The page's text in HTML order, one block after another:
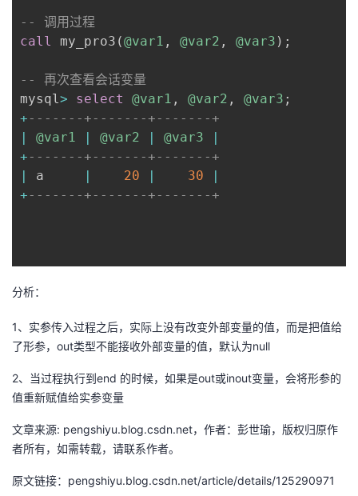
-- 调用过程
call
my_pro3 (@var1 , @var2 , @var3 ) ;
-- 再次查看会话变量
mysql> select @var1 , @var2 , @var3 ;
+-------+-------+-------+
|
@var1 | @var2 | @var3
|
+-------+-------+-------+
|
a | 20 | 30
|
+-------+-------+-------+
分析：
1、实参传入过程之后，实际上没有改变外部变量的值，而是把值给
了形参，out类型不能接收外部变量的值，默认为null
2、当过程执行到end 的时候，如果是out或inout变量，会将形参的
值重新赋值给实参变量
文章来源: pengshiyu.blog.csdn.net，作者：彭世瑜，版权归原作
者所有，如需转载，请联系作者。
原文链接：pengshiyu.blog.csdn.net/article/details/125290971